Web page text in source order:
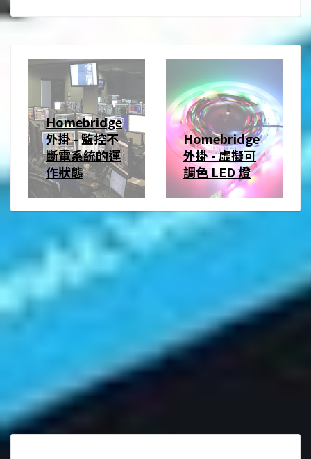
Homebridge
外掛 - 監控不
斷電系統的運
作狀態
Homebridge
外掛 - 虛擬可
調色 LED 燈